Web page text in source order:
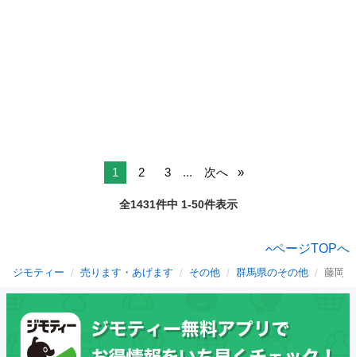
1 2 3 ... 次へ
全1431件中 1-50件表示
ページTOPへ
ジモティー 売ります・あげます その他 群馬県のその他 藤岡